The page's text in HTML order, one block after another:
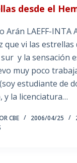
desde el
Arán LAEFF-INTA
que vi las estrellas
y la sensación
muy poco
estudiante de
y la licenciatura…
CBE 2006/04/25